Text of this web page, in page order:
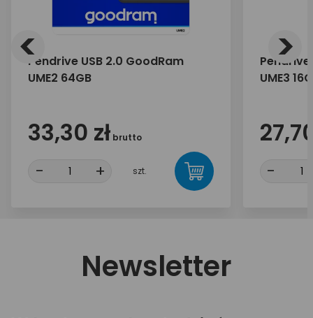
Pendrive USB 2.0 GoodRam
UME2 64GB
33,30 zł brutto
- + szt.
Pendrive
UME3
-
< >
Newsletter